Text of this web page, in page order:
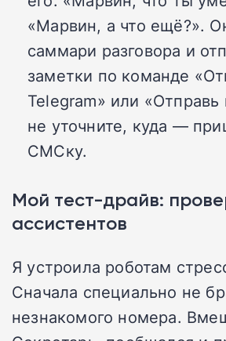
«Марвин, а что ещё?».
саммари разговора и
заметки по команде
Telegram» или «Отправь
не уточните, куда —
СМСку.
Мой тест-драйв:
ассистентов
Я устроила роботам
Сначала специально не
незнакомого номера.